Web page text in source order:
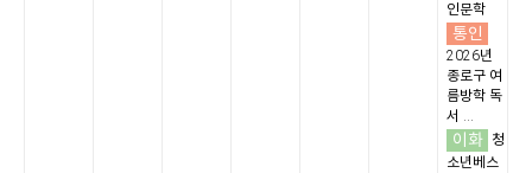
인문학
통인
2026년
종로구 여
름방학 독
서 ...
이화
청
소년베스